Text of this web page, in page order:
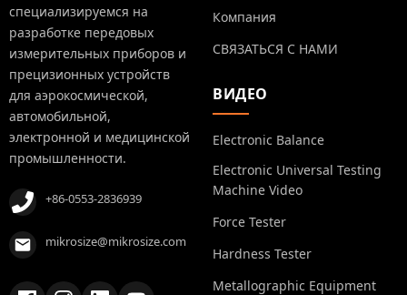
специализируемся на
разработке передовых
измерительных приборов и
прецизионных устройств
для аэрокосмической,
автомобильной,
электронной и медицинской
промышленности.
+86-0553-2836939
mikrosize@mikrosize.com
Компания
СВЯЗАТЬСЯ С НАМИ
ВИДЕО
Electronic Balance
Electronic Universal Testing
Machine Video
Force Tester
Hardness Tester
Metallographic Equipment